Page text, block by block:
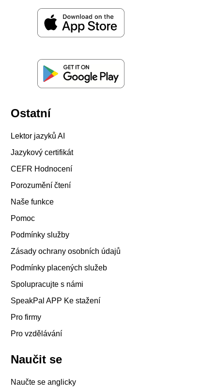
Ostatní
Lektor jazyků AI
Jazykový certifikát
CEFR Hodnocení
Porozumění čtení
Naše funkce
Pomoc
Podmínky služby
Zásady ochrany osobních údajů
Podmínky placených služeb
Spolupracujte s námi
SpeakPal APP Ke stažení
Pro firmy
Pro vzdělávání
Naučit se
Naučte se anglicky